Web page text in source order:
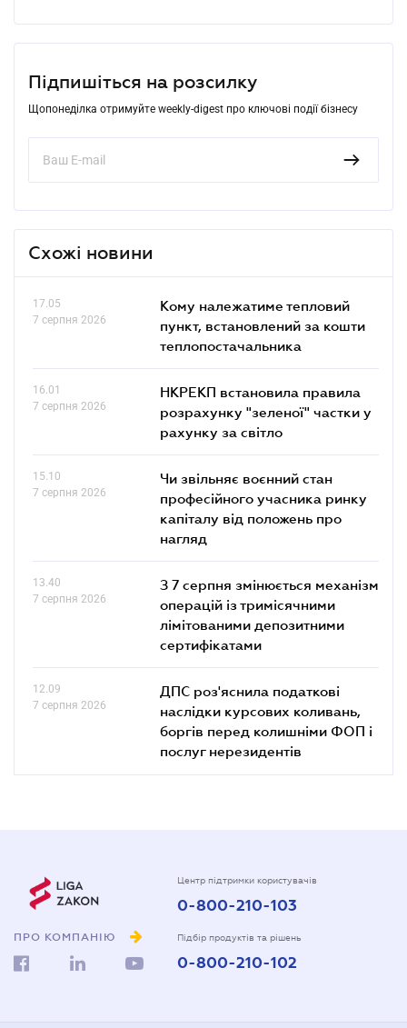
Підпишіться на розсилку
Щопонеділка отримуйте weekly-digest про ключові події бізнесу
Схожі новини
17.05
7 серпня 2026
Кому належатиме тепловий
пункт, встановлений за кошти
теплопостачальника
16.01
7 серпня 2026
НКРЕКП встановила правила
розрахунку "зеленої" частки у
рахунку за світло
15.10
7 серпня 2026
Чи звільняє воєнний стан
професійного учасника ринку
капіталу від положень про
нагляд
13.40
7 серпня 2026
З 7 серпня змінюється механізм
операцій із тримісячними
лімітованими депозитними
сертифікатами
12.09
7 серпня 2026
ДПС роз'яснила податкові
наслідки курсових коливань,
боргів перед колишніми ФОП і
послуг нерезидентів
ПРО КОМПАНІЮ
Центр підтримки користувачів
0-800-210-103
Підбір продуктів та рішень
0-800-210-102